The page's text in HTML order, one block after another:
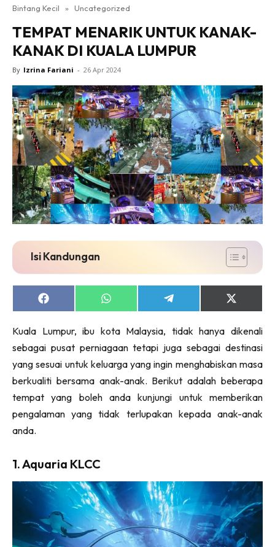
Bintang Kecil » Uncategorized
TEMPAT MENARIK UNTUK KANAK-
KANAK DI KUALA LUMPUR
By Izrina Fariani - 26 Apr 2024
Isi Kandungan
Share
on
Share
on
Share
on
Share
on
(Twitter)
Kuala Lumpur, ibu kota Malaysia, tidak hanya dikenali
sebagai pusat perniagaan tetapi juga sebagai destinasi
yang sesuai untuk keluarga yang ingin menghabiskan masa
berkualiti bersama anak-anak. Berikut adalah beberapa
tempat yang boleh anda kunjungi untuk memberikan
pengalaman yang tidak terlupakan kepada anak-anak
anda.
1. Aquaria KLCC